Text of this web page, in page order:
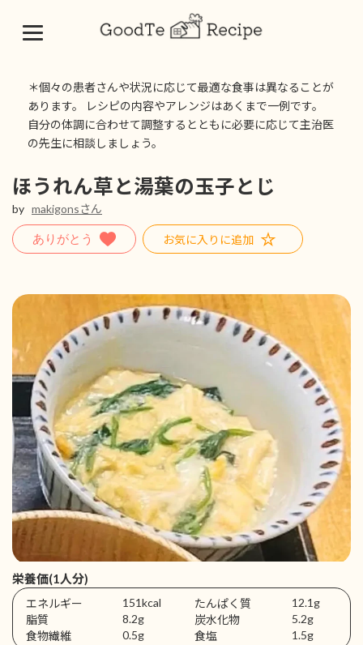
＊個々の患者さんや状況に応じて最適な食事は異なることが
あります。 レシピの内容やアレンジはあくまで一例です。
自分の体調に合わせて調整するとともに必要に応じて主治医
の先生に相談しましょう。
ほうれん草と湯葉の玉子とじ
by makigonsさん
お気に入りに追加
栄養価(1人分)
エネルギー 151kcal たんぱく質
12.1g
脂質
8.2g 炭水化物
5.2g
食物繊維
0.5g 食塩 1.5g